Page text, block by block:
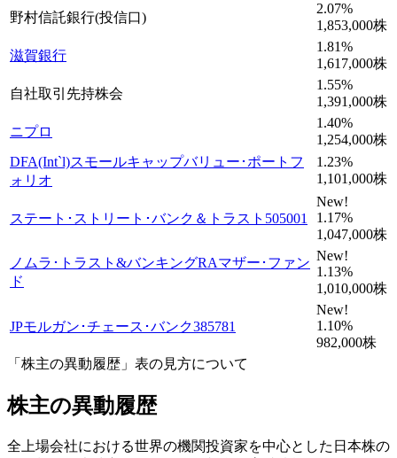
野村信託銀行(投信口)
2.07%
1,853,000株
滋賀銀行
1.81%
1,617,000株
自社取引先持株会
1.55%
1,391,000株
ニプロ
1.40%
1,254,000株
DFA(Int`l)スモールキャップバリュー･ポートフ
ォリオ
1.23%
1,101,000株
ステート･ストリート･バンク＆トラスト505001
New!
1.17%
1,047,000株
ノムラ･トラスト&バンキングRAマザー･ファン
ド
New!
1.13%
1,010,000株
JPモルガン･チェース･バンク385781
New!
1.10%
982,000株
「株主の異動履歴」表の見方について
株主の異動履歴
全上場会社における世界の機関投資家を中心とした日本株の